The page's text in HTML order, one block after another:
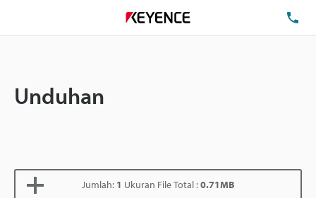
Unduhan
Jumlah: 1 Ukuran File Total :0.71MB